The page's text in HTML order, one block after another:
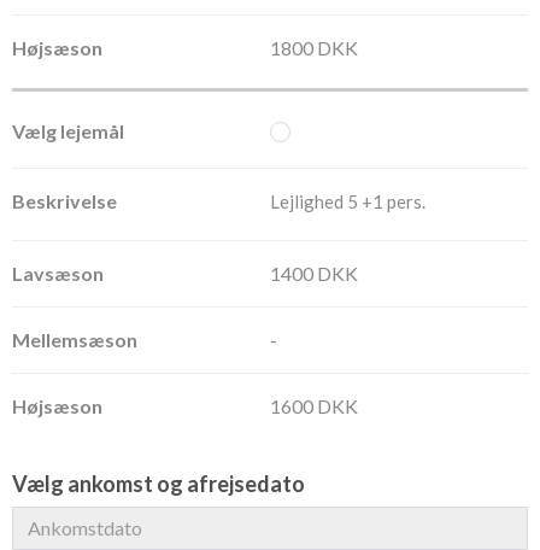
1800 DKK
Lejlighed 5 +1 pers.
1400 DKK
-
1600 DKK
Vælg ankomst og afrejsedato